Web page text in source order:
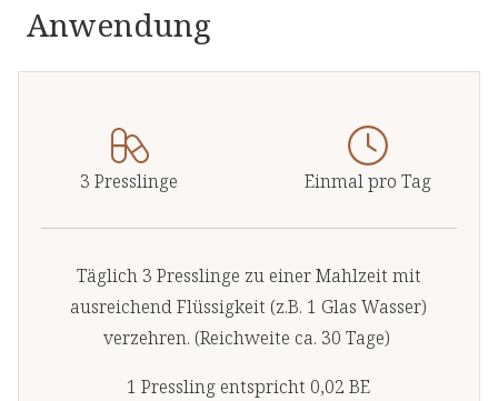
Anwendung
3 Presslinge Einmal pro Tag
Täglich 3 Presslinge zu einer Mahlzeit mit
ausreichend Flüssigkeit (z.B. 1 Glas Wasser)
verzehren. (Reichweite ca. 30 Tage)
1 Pressling entspricht 0,02 BE
Salbeiblattpulver und
Ginsengpulver
Vitamin B1
Vitamin B5
(Pantothensäure)
1,39 mg
(23%*)
(20,5%*)
- davon
Vitamin C
Vitamin D